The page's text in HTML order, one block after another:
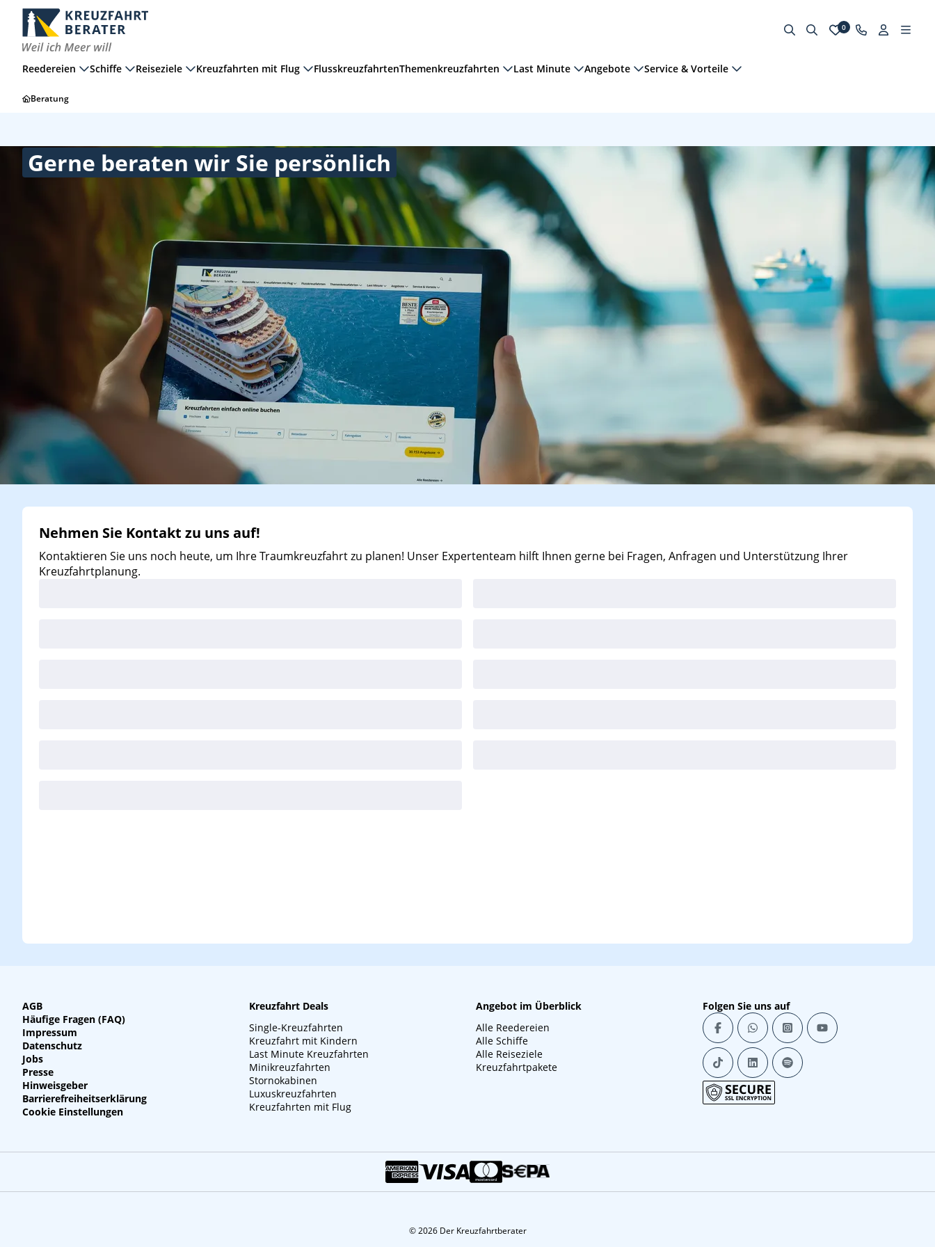
0
Reedereien Schiffe Reiseziele Kreuzfahrten mit Flug FlusskreuzfahrtenThemenkreuzfahrten Last Minute Angebote Service & Vorteile
Beratung
Gerne beraten wir Sie persönlich
Nehmen Sie Kontakt zu uns auf!
Kontaktieren Sie uns noch heute, um Ihre Traumkreuzfahrt zu planen! Unser Expertenteam hilft Ihnen gerne bei Fragen, Anfragen und Unterstützung Ihrer
Kreuzfahrtplanung.
AGB
Häufige Fragen (FAQ)
Impressum
Datenschutz
Jobs
Presse
Hinweisgeber
Barrierefreiheitserklärung
Cookie Einstellungen
Kreuzfahrt Deals
Single-Kreuzfahrten
Kreuzfahrt mit Kindern
Last Minute Kreuzfahrten
Minikreuzfahrten
Stornokabinen
Luxuskreuzfahrten
Kreuzfahrten mit Flug
Angebot im Überblick
Alle Reedereien
Alle Schiffe
Alle Reiseziele
Kreuzfahrtpakete
Folgen Sie uns auf
© 2026 Der Kreuzfahrtberater